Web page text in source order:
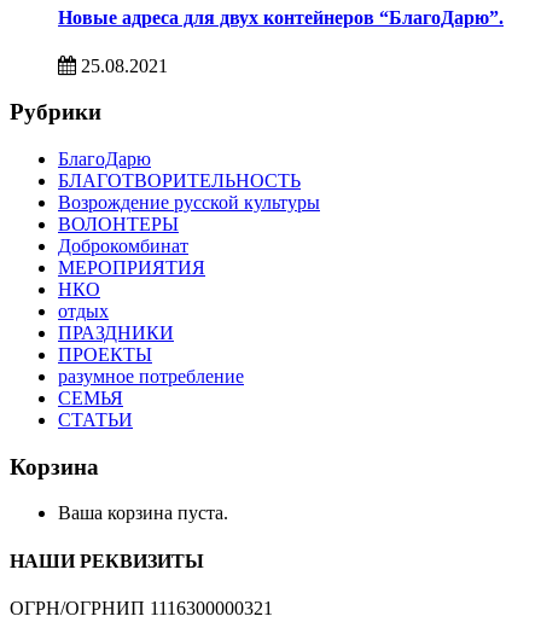
Новые адреса для двух контейнеров “БлагоДарю”.
25.08.2021
Рубрики
БлагоДарю
БЛАГОТВОРИТЕЛЬНОСТЬ
Возрождение русской культуры
ВОЛОНТЕРЫ
Доброкомбинат
МЕРОПРИЯТИЯ
НКО
отдых
ПРАЗДНИКИ
ПРОЕКТЫ
разумное потребление
СЕМЬЯ
СТАТЬИ
Корзина
Ваша корзина пуста.
НАШИ РЕКВИЗИТЫ
ОГРН/ОГРНИП 1116300000321